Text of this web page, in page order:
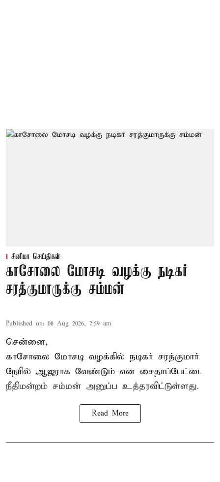
சினிமா செய்திகள்
காசோலை மோசடி வழக்கு நடிகர்
சரத்குமாருக்கு சம்மன்
Published on: 08 Aug 2026, 7:59 am
சென்னை,
காசோலை மோசடி வழக்கில் நடிகர் சரத்குமார்
நேரில் ஆஜராக வேண்டும் என சைதாப்பேட்டை
நீதிமன்றம் சம்மன் அனுப்ப உத்தரவிட்டுள்ளது.
Read More